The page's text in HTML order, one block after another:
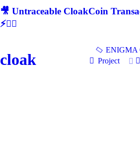
🎥 Untraceable CloakCoin
⚡🕵‍♂
cloak
ENIGMA
Project